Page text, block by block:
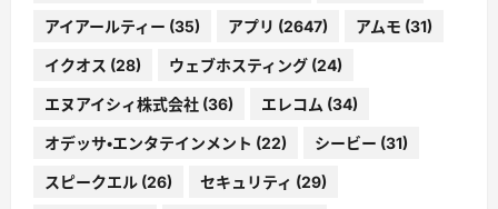
アイアールティー (35) アプリ (2647) アムモ (31)
イクオス (28) ウェブホスティング (24)
エヌアイシィ株式会社 (36) エレコム (34)
オデッサ・エンタテインメント (22) シービー (31)
スピークエル (26) セキュリティ (29)